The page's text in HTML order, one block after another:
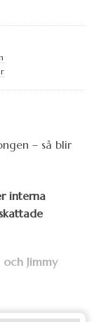
interna
Jimmy